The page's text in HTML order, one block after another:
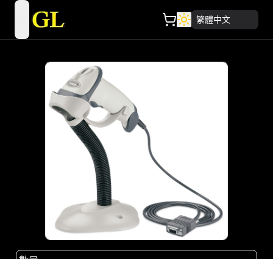
open navigation menu 繁體中文